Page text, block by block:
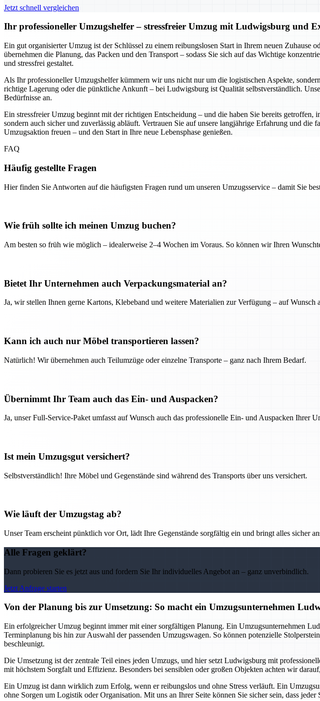
Jetzt schnell vergleichen
Ihr professioneller Umzugshelfer – stressfreier Umzug mit Ludwigsburg und
Ein gut organisierter Umzug ist der Schlüssel zu einem reibungslosen Start in Ihrem neuen
übernehmen die Planung, das Packen und den Transport – sodass Sie sich auf das Wichtige
und stressfrei gestaltet.
Als Ihr professioneller Umzugshelfer kümmern wir uns nicht nur um die logistischen Aspekte,
richtige Lagerung oder die pünktliche Ankunft – bei Ludwigsburg ist Qualität selbstverständlich.
Bedürfnisse an.
Ein stressfreier Umzug beginnt mit der richtigen Entscheidung – und die haben Sie bereits
sondern auch sicher und zuverlässig abläuft. Vertrauen Sie auf unsere langjährige Erfahrung und
Umzugsaktion freuen – und den Start in Ihre neue Lebensphase genießen.
FAQ
Häufig gestellte Fragen
Hier finden Sie Antworten auf die häufigsten Fragen rund um unseren Umzugsservice – damit Sie
Wie früh sollte ich meinen Umzug buchen?
Am besten so früh wie möglich – idealerweise 2–4 Wochen im Voraus. So können wir Ihren
Bietet Ihr Unternehmen auch Verpackungsmaterial an?
Ja, wir stellen Ihnen gerne Kartons, Klebeband und weitere Materialien zur Verfügung – auf Wunsch
Kann ich auch nur Möbel transportieren lassen?
Natürlich! Wir übernehmen auch Teilumzüge oder einzelne Transporte – ganz nach Ihrem Bedarf.
Übernimmt Ihr Team auch das Ein- und Auspacken?
Ja, unser Full-Service-Paket umfasst auf Wunsch auch das professionelle Ein- und Auspacken Ihrer
Ist mein Umzugsgut versichert?
Selbstverständlich! Ihre Möbel und Gegenstände sind während des Transports über uns versichert.
Wie läuft der Umzugstag ab?
Unser Team erscheint pünktlich vor Ort, lädt Ihre Gegenstände sorgfältig ein und bringt alles sicher
Alle Fragen geklärt?
Dann probieren Sie es jetzt aus und fordern Sie Ihr individuelles Angebot an – ganz unverbindlich.
Jetzt Anfrage starten
Von der Planung bis zur Umsetzung: So macht ein Umzugsunternehmen
Ein erfolgreicher Umzug beginnt immer mit einer sorgfältigen Planung. Ein Umzugsunternehmen
Terminplanung bis hin zur Auswahl der passenden Umzugswagen. So können potenzielle
beschleunigt.
Die Umsetzung ist der zentrale Teil eines jeden Umzugs, und hier setzt Ludwigsburg mit
mit höchstem Sorgfalt und Effizienz. Besonders bei sensiblen oder großen Objekten achten wir
Ein Umzug ist dann wirklich zum Erfolg, wenn er reibungslos und ohne Stress verläuft. Ein
ohne Sorgen um Logistik oder Organisation. Mit uns an Ihrer Seite können Sie sicher sein, dass